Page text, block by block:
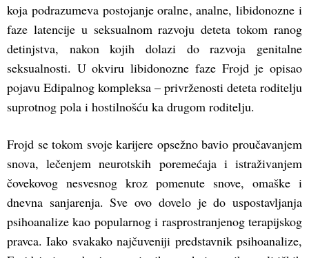
koja podrazumeva postojanje oralne, analne, libidonozne i
faze latencije u seksualnom razvoju deteta tokom ranog
detinjstva, nakon kojih dolazi do razvoja genitalne
seksualnosti. U okviru libidonozne faze Frojd je opisao
pojavu Edipalnog kompleksa – privrženosti deteta roditelju
suprotnog pola i hostilnošću ka drugom roditelju.
Frojd se tokom svoje karijere opsežno bavio proučavanjem
snova, lečenjem neurotskih poremećaja i istraživanjem
čovekovog nesvesnog kroz pomenute snove, omaške i
dnevna sanjarenja. Sve ovo dovelo je do uspostavljanja
psihoanalize kao popularnog i rasprostranjenog terapijskog
pravca. Iako svakako najčuveniji predstavnik psihoanalize,